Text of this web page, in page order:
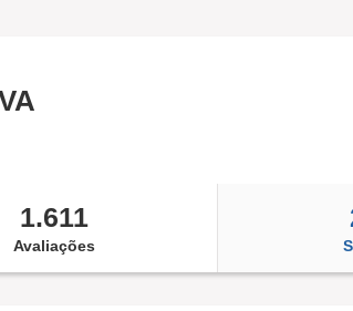
1.611
Avaliações